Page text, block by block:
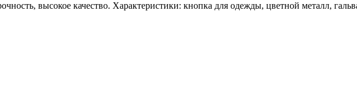
высокое качество. Характеристики: кнопка для одежды, цветной металл,